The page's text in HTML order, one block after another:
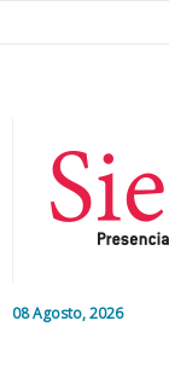
08 Agosto, 2026